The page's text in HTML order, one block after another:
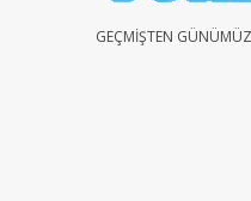
FREEGEÇMIŞTEN